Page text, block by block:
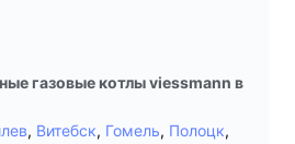
газовые котлы viessmann в
, Витебск, Гомель, Полоцк,